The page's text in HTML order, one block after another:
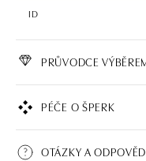
ID
PRŮVODCE
PÉČE O ŠPERK
OTÁZKY A